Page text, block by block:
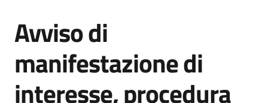
strumenti
di
Supporto
Salta al contenuto
Avviso di
manifestazione di
interesse, procedura